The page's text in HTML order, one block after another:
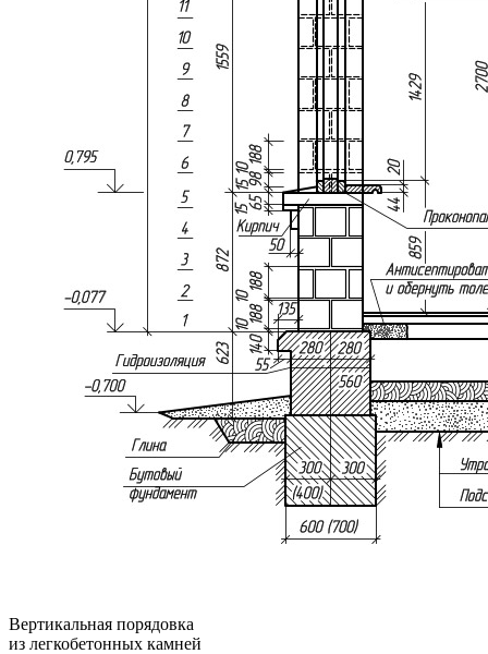
Вертикальная порядовка
из легкобетонных камней